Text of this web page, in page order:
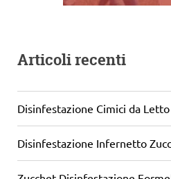
Articoli recenti
Disinfestazione Cimici da
Disinfestazione Infernetto